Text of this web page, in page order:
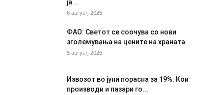
ја...
6 август, 2026
ФАО: Светот се соочува со нови
зголемувања на цените на храната
5 август, 2026
Извозот во јуни порасна за 19%: Кои
производи и пазари го...